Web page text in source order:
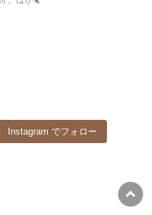
Instagram でフォロー